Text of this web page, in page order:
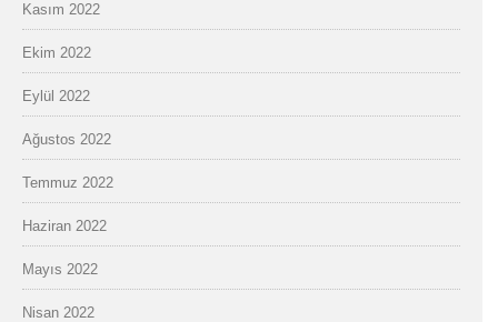
Kasım 2022
Ekim 2022
Eylül 2022
Ağustos 2022
Temmuz 2022
Haziran 2022
Mayıs 2022
Nisan 2022